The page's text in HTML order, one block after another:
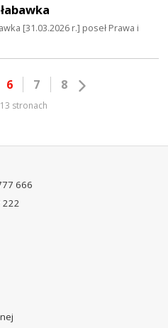
[31.03.2026 r.] poseł Prawa i
6 7 8
stronach
666
222